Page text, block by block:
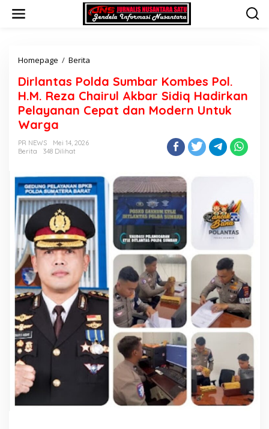
Homepage / Berita
l
a
n
l
d
a
u
m
a
r
o
m
e
s
P
o
l
.
M
Dirlantas Polda Sumbar Kombes Pol.
H.M. Reza Chairul Akbar Sidiq Hadirkan
Pelayanan Cepat dan Modern Untuk
Warga
PR NEWS
Mei 14, 2026
Berita
348 Dilihat